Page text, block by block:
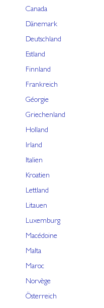
Canada
Dänemark
Deutschland
Estland
Finnland
Frankreich
Géorgie
Griechenland
Holland
Irland
Italien
Kroatien
Lettland
Litauen
Luxemburg
Macédoine
Malta
Maroc
Norvège
Österreich